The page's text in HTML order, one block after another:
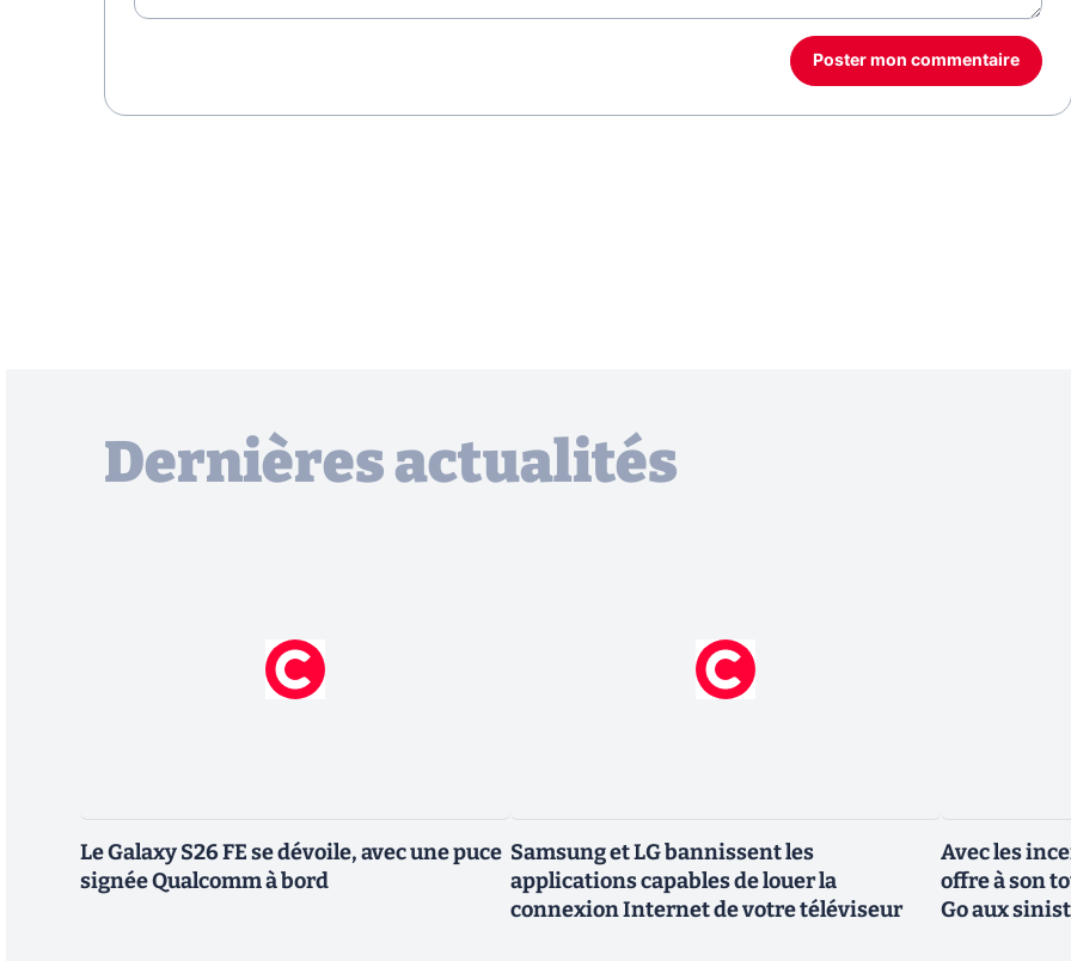
Poster mon commentaire
Dernières actualités
Le Galaxy S26 FE se dévoile, avec une puce
signée Qualcomm à bord
Samsung et LG bannissent les
applications capables de louer la
connexion Internet de votre téléviseur
Avec les
offre à son
Go aux